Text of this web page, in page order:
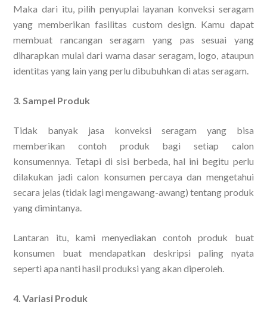
Maka dari itu, pilih penyuplai layanan konveksi seragam
yang memberikan fasilitas custom design. Kamu dapat
membuat rancangan seragam yang pas sesuai yang
diharapkan mulai dari warna dasar seragam, logo, ataupun
identitas yang lain yang perlu dibubuhkan di atas seragam.
3. Sampel Produk
Tidak banyak jasa konveksi seragam yang bisa
memberikan contoh produk bagi setiap calon
konsumennya. Tetapi di sisi berbeda, hal ini begitu perlu
dilakukan jadi calon konsumen percaya dan mengetahui
secara jelas (tidak lagi mengawang-awang) tentang produk
yang dimintanya.
Lantaran itu, kami menyediakan contoh produk buat
konsumen buat mendapatkan deskripsi paling nyata
seperti apa nanti hasil produksi yang akan diperoleh.
4. Variasi Produk